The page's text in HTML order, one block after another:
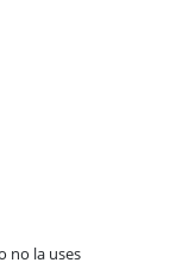
no la uses